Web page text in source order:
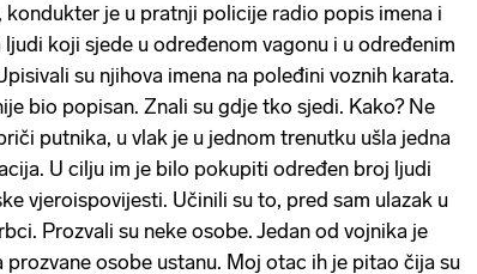
kondukter je u pratnji policije radio popis imena i
ljudi koji sjede u određenom vagonu i u određenim
su njihova imena na poleđini voznih karata.
bio popisan. Znali su gdje tko sjedi. Kako? Ne
putnika, u vlak je u jednom trenutku ušla jedna
U cilju im je bilo pokupiti određen broj ljudi
vjeroispovijesti. Učinili su to, pred sam ulazak u
Prozvali su neke osobe. Jedan od vojnika je
prozvane osobe ustanu. Moj otac ih je pitao čija su